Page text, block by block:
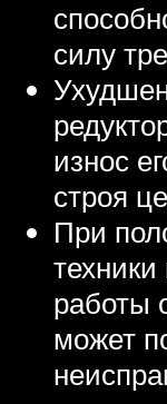
силу
износ
строя
При
работы
может